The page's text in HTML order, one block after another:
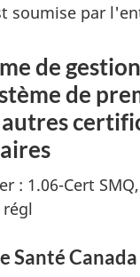
soumise par
de
de
: 1.06-Cert
Santé